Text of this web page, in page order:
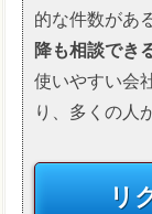
的な件数があ
降も相談でき
使いやすい会
り、多くの人
リ